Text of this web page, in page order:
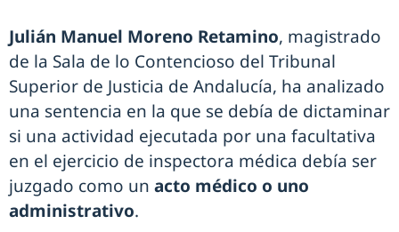
Julián Manuel Moreno Retamino, magistrado
de la Sala de lo Contencioso del Tribunal
Superior de Justicia de Andalucía, ha analizado
una sentencia en la que se debía de dictaminar
si una actividad ejecutada por una facultativa
en el ejercicio de inspectora médica debía ser
juzgado como un acto médico o uno
administrativo.